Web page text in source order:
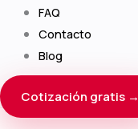
FAQ
Contacto
Blog
Cotización gratis →